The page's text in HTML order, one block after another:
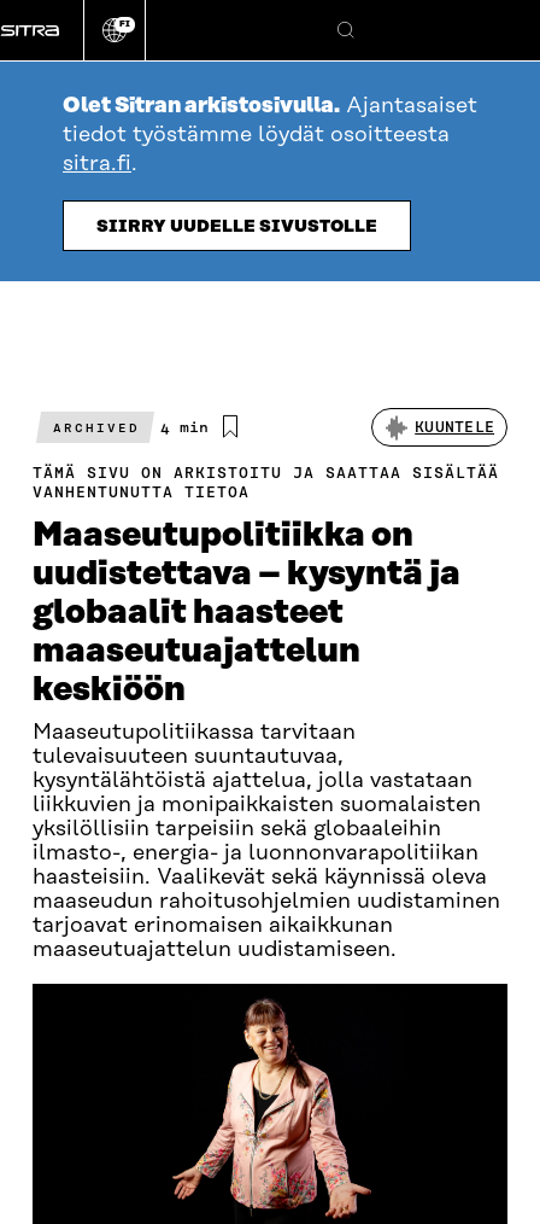
suoraan
sisältöön
Vaihda
kieli
FI
Hae
Olet Sitran arkistosivulla. Ajantasaiset
tiedot työstämme löydät osoitteesta
sitra.fi.
SIIRRY UUDELLE SIVUSTOLLE
ARCHIVED
Arvioitu
4 min KUUNTELE
TÄMÄ SIVU ON ARKISTOITU JA SAATTAA SISÄLTÄÄ
VANHENTUNUTTA TIETOA
Maaseutupolitiikka on
uudistettava – kysyntä ja
globaalit haasteet
maaseutuajattelun
keskiöön
Maaseutupolitiikassa tarvitaan
tulevaisuuteen suuntautuvaa,
kysyntälähtöistä ajattelua, jolla vastataan
liikkuvien ja monipaikkaisten suomalaisten
yksilöllisiin tarpeisiin sekä globaaleihin
ilmasto-, energia- ja luonnonvarapolitiikan
haasteisiin. Vaalikevät sekä käynnissä oleva
maaseudun rahoitusohjelmien uudistaminen
tarjoavat erinomaisen aikaikkunan
maaseutuajattelun uudistamiseen.